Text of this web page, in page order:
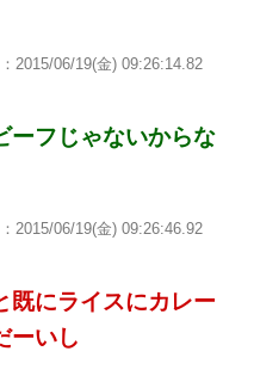
：2015/06/19(金) 09:26:14.82
ーフじゃないからな
：2015/06/19(金) 09:26:46.92
既にライスにカレー
ーいし